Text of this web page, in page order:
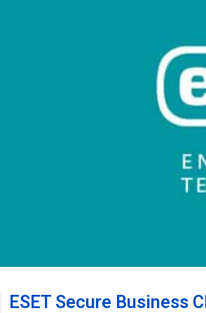
ESET Secure Business